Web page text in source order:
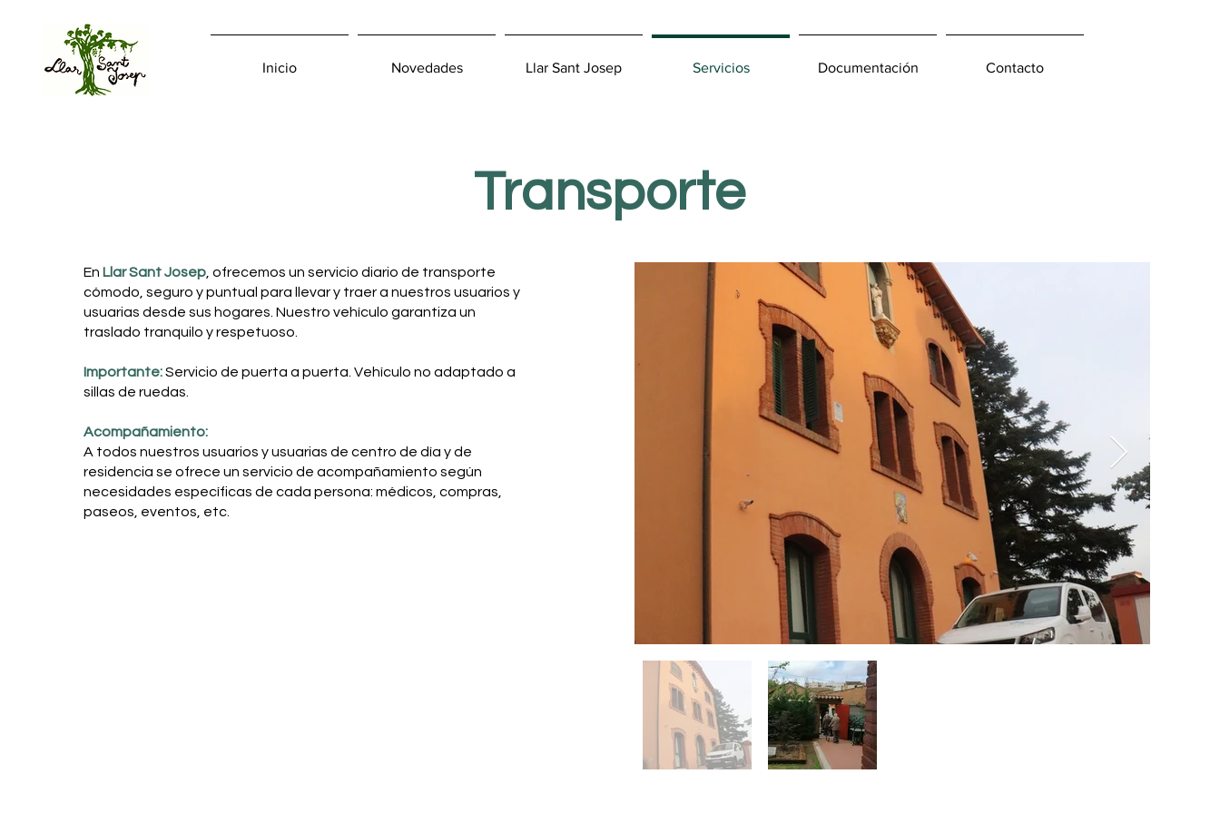
Inicio Novedades Llar Sant Josep Servicios Documentación Contacto
Transporte
En Llar Sant Josep , ofrecemos un servicio diario de transporte
cómodo, seguro y puntual para llevar y traer a nuestros usuarios y
usuarias desde sus hogares. ​Nuestro vehículo garantiza un
traslado tranquilo y respetuoso.
Importante:Servicio de puerta a puerta. Vehículo no adaptado a
sillas de ruedas.
Acompañamiento:
A todos nuestros usuarios y usuarias de centro de día y de
residencia se ofrece un servicio de acompañamiento según
necesidades específicas de cada persona: médicos, compras,
paseos, eventos, etc.